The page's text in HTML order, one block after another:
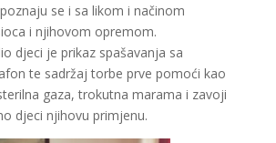
se i sa likom i načinom
i njihovom opremom.
djeci je prikaz spašavanja sa
te sadržaj torbe prve pomoći kao
gaza, trokutna marama i zavoji
djeci njihovu primjenu.